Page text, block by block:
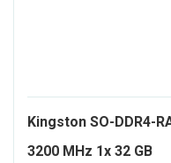
Kingston SO-DDR4-
3200 MHz 1x 32 GB